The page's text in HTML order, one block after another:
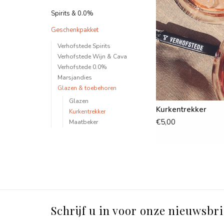
Spirits & 0.0%
Geschenkpakket
Verhofstede Spirits
Verhofstede Wijn & Cava
Verhofstede 0.0%
Marsjandies
Glazen & toebehoren
Glazen
Kurkentrekker
Maatbeker
Kurkentrekker
€5,00
Schrijf u in voor onze